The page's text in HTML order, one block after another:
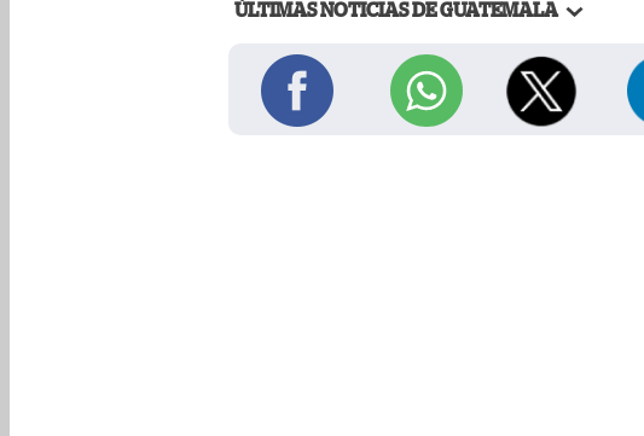
ÚLTIMAS NOTICIAS DE GUATEMALA